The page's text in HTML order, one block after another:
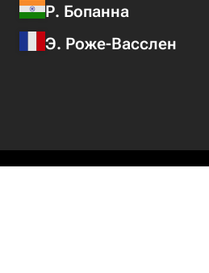
Р. Бопанна
Э. Роже-Васслен